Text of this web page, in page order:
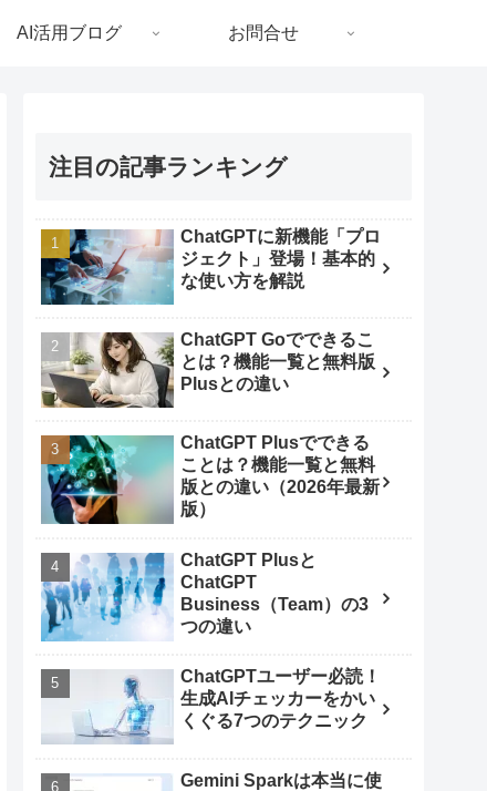
AI活用ブログ お問合せ
注目の記事ランキング
ChatGPTに新機能「プロ
ジェクト」登場！基本的
な使い方を解説
ChatGPT Goでできるこ
とは？機能一覧と無料版
Plusとの違い
ChatGPT Plusでできる
ことは？機能一覧と無料
版との違い（2026年最新
版）
ChatGPT Plusと
ChatGPT
Business（Team）の3
つの違い
ChatGPTユーザー必読！
生成AIチェッカーをかい
くぐる7つのテクニック
Gemini Sparkは本当に使